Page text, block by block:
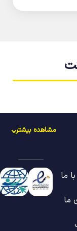
مشاهده بیشتر
ما
ما